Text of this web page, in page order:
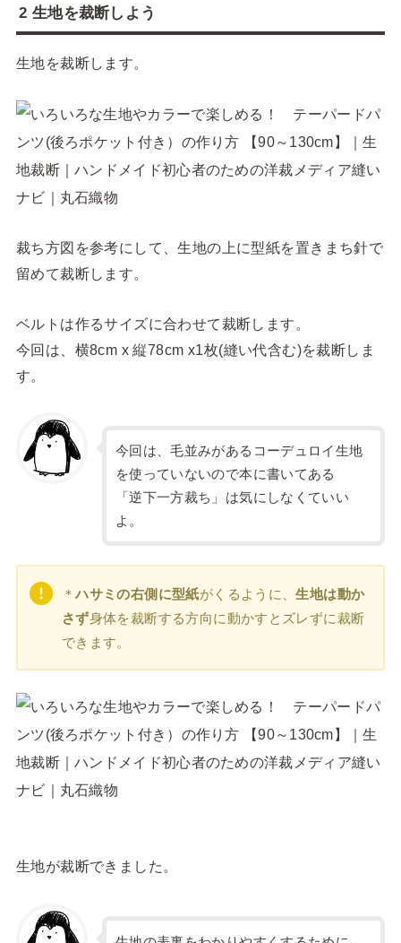
2 生地を裁断しよう
生地を裁断します。
裁ち方図を参考にして、生地の上に型紙を置きまち針で
留めて裁断します。
ベルトは作るサイズに合わせて裁断します。
今回は、横8cm x 縦78cm x1枚(縫い代含む)を裁断しま
す。
今回は、毛並みがあるコーデュロイ生地
を使っていないので本に書いてある
「逆下一方裁ち」は気にしなくていい
よ。
＊ハサミの右側に型紙がくるように、生地は動か
さず身体を裁断する方向に動かすとズレずに裁断
できます。
生地が裁断できました。